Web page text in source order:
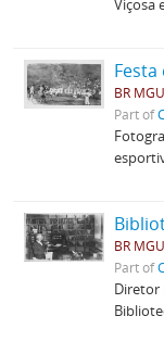
Viçosa
BR
Part of
BR
Part of
Diretor